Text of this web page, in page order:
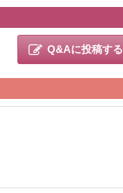
Q&Aに投稿する